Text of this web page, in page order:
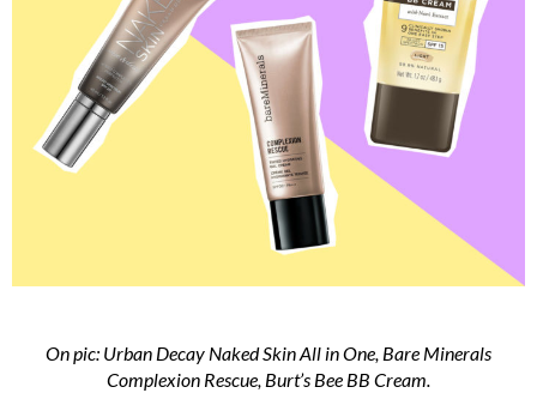
On pic: Urban Decay Naked Skin All in One, Bare Minerals
Complexion Rescue, Burt’s Bee BB Cream.